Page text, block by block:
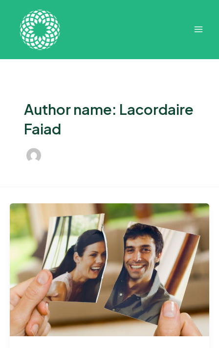
conteúdo
Author name: Lacordaire
Faiad
de
post